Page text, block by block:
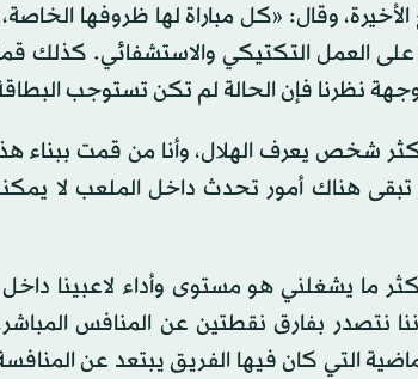
وقال: «كل مباراة لها ظروفها الخاصة،
العمل التكتيكي والاستشفائي. كذلك
نظرنا فإن الحالة لم تكن تستوجب
أكثر شخص يعرف الهلال، وأنا من قمت ببناء
هناك أمور تحدث داخل الملعب لا
ما يشغلني هو مستوى وأداء لاعبينا
نتصدر بفارق نقطتين عن المنافس
التي كان فيها الفريق يبتعد عن